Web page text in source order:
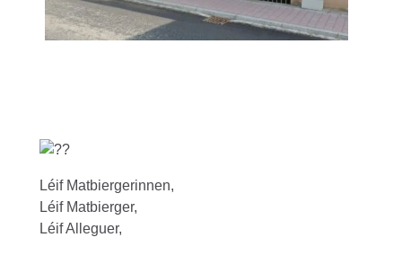
Léif Matbiergerinnen,
Léif Matbierger,
Léif Alleguer,